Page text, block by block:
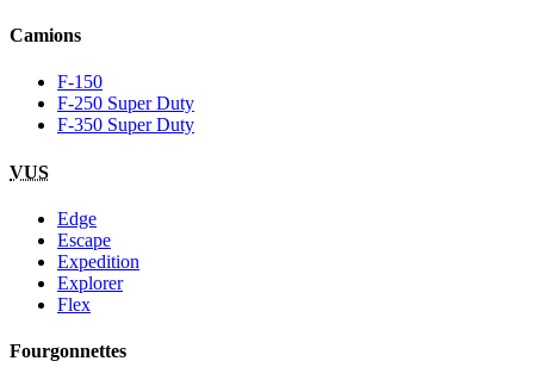
Camions
F-150
F-250 Super Duty
F-350 Super Duty
VUS
Edge
Escape
Expedition
Explorer
Flex
Fourgonnettes